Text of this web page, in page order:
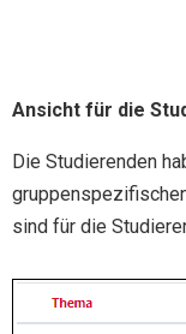
Ansicht für die
Die Studierenden
sind für die